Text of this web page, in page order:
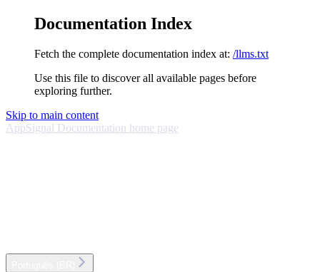
Documentation Index
Fetch the complete documentation index at: /llms.txt
Use this file to discover all available pages before
exploring further.
Skip to main content
AppSignal Documentation home page